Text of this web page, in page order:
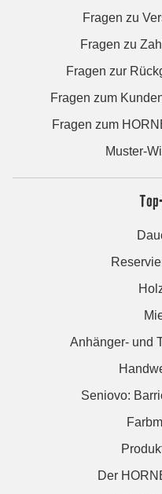
Fragen zu
Fragen zu
Fragen zur
Fragen zum
Fragen zum
Muster-
Anhänger- und
Seniovo:
Der